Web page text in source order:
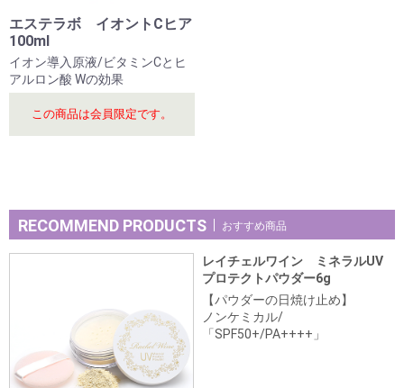
エステラボ イオントCヒア
100ml
イオン導入原液/ビタミンCとヒ
アルロン酸 Wの効果
この商品は会員限定です。
RECOMMEND PRODUCTS おすすめ商品
レイチェルワイン ミネラルUV
プロテクトパウダー6g
【パウダーの日焼け止め】
ノンケミカル/
「SPF50+/PA++++」